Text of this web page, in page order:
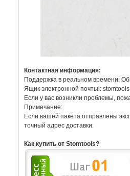
Контактная информация:
Поддержка в реальном времени:
Ящик электронной почтыl:
Если у вас возникли проблемы,
Примечание:
Если вашей пакета отправлены
точный адрес доставки.
Как купить от Stomtools?